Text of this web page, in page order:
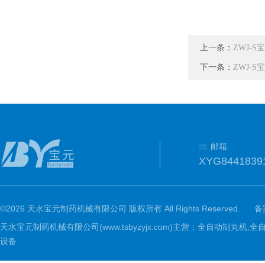
上一条： ZWJ-S
下一条： ZWJ-S
邮箱
©2026 天水宝元制药机械有限公司 版权所有 All Rights Reserved.
备
天水宝元制药机械有限公司(www.tsbyzyjx.com)主营：全自动制丸机,
设备